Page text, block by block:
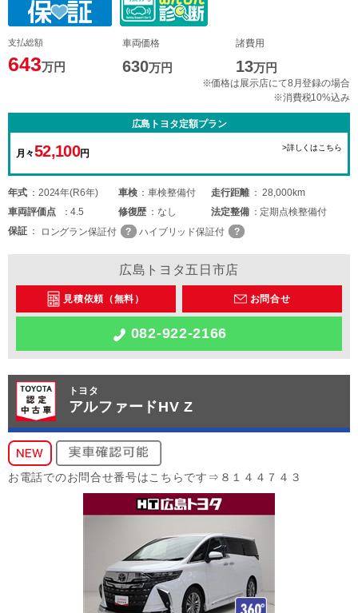
支払総額
643万円
車両価格
630万円
諸費用
13万円
※価格は展示店にて8月登録の場合
※消費税10%込み
広島トヨタ定額プラン
月々52,100円
>詳しくはこちら
年式 2024年(R6年) 車検 車検整備付 走行距離
28,000km
車両評価点 4.5 修復歴 なし 法定整備
定期点検整備付
保証
ロングラン保証付 ハイブリッド保証付
広島トヨタ五日市店
見積依頼（無料） お問合せ
082-922-2166
トヨタ
アルファードHV Z
お電話でのお問合せ番号はこちらです⇒８１４４７４３